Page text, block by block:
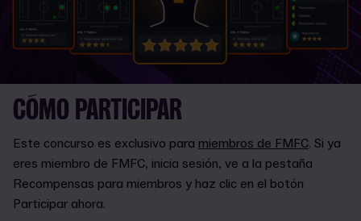
CÓMO PARTICIPAR
Este concurso es exclusivo para miembros de FMFC. Si ya
eres miembro de FMFC, inicia sesión, ve a la pestaña
Recompensas para miembros y haz clic en el botón
Participar ahora.